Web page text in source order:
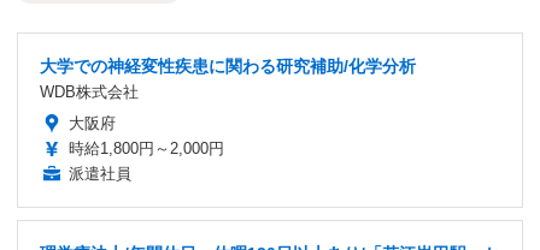
大学での神経変性疾患に関わる研究補助/化学分析
WDB株式会社
大阪府
時給1,800円～2,000円
派遣社員